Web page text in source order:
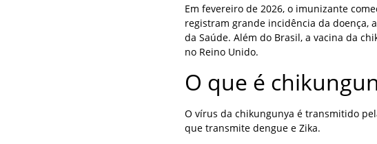
Em fevereiro de 2026, o imunizante
registram grande incidência da
da Saúde. Além do Brasil, a vacina da
no Reino Unido.
O que é
O vírus da chikungunya é transmitido
que transmite dengue e Zika.